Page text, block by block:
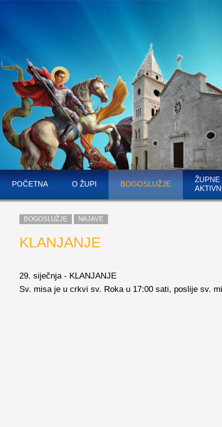
POČETNA O ŽUPI BOGOSLUŽJE
ŽUPNE
BOGOSLUŽJE NAJAVE
KLANJANJE
29. siječnja - KLANJANJE
Sv. misa je u crkvi sv. Roka u 17:00 sati, poslije sv.